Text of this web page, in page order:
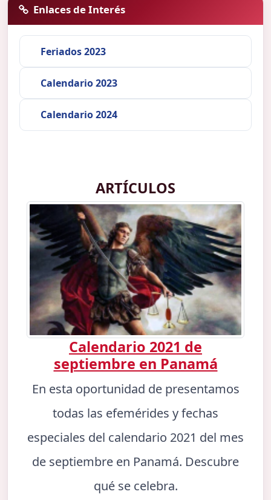
Enlaces de Interés
Feriados 2023
Calendario 2023
Calendario 2024
ARTÍCULOS
Calendario 2021 de
septiembre en Panamá
En esta oportunidad de presentamos
todas las efemérides y fechas
especiales del calendario 2021 del mes
de septiembre en Panamá. Descubre
qué se celebra.